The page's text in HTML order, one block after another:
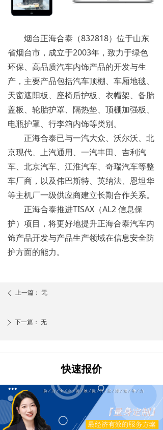
烟台正海合泰（832818）位于山东
省烟台市，成立于2003年，致力于绿色
环保、高品质汽车内饰产品的开发与生
产，主要产品包括汽车顶棚、车厢地毯、
天窗遮阳板、座椅后护板、衣帽架、备胎
盖板、轮胎护罩、隔热垫、顶棚加强板、
电瓶护罩、行李箱内饰等类别。
正海合泰已与一汽大众、沃尔沃、北
京现代、上汽通用、一汽丰田、吉利汽
车、北京汽车、江淮汽车、奇瑞汽车等整
车厂商，以及伟巴斯特、英纳法、恩坦华
等主机厂一级供应商建立长期合作关系。
正海合泰推进TISAX（AL2 信息保
护）项目，将更好地提升正海合泰汽车内
饰产品开发与产品生产领域在信息安全防
护方面的能力。
ꄲ 下一篇： 无
ꄴ 上一篇： 无
快速报价